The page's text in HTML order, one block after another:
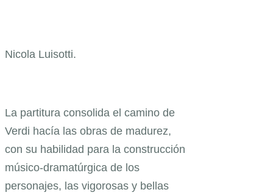
Nicola Luisotti.
La partitura consolida el camino de
Verdi hacía las obras de madurez,
con su habilidad para la construcción
músico-dramatúrgica de los
personajes, las vigorosas y bellas